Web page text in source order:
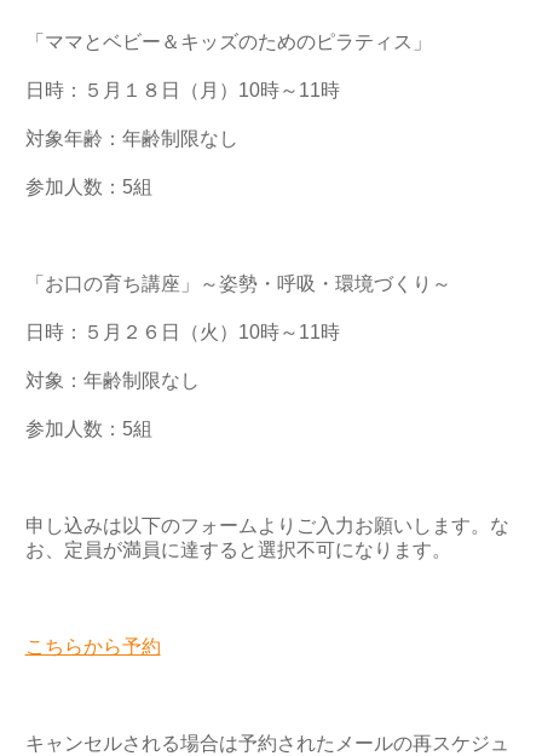
「ママとベビー＆キッズのためのピラティス」
日時：５月１８日（月）10時～11時
対象年齢：年齢制限なし
参加人数：5組
「お口の育ち講座」～姿勢・呼吸・環境づくり～
日時：５月２６日（火）10時～11時
対象：年齢制限なし
参加人数：5組
申し込みは以下のフォームよりご入力お願いします。な
お、定員が満員に達すると選択不可になります。
こちらから予約
キャンセルされる場合は予約されたメールの再スケジュ